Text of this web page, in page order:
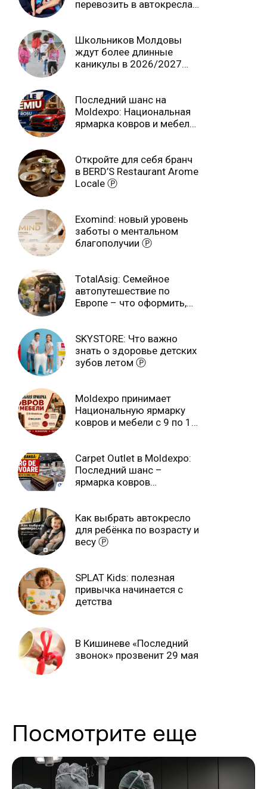
перевозить в автокреслах
Школьников Молдовы
ждут более длинные
каникулы в 2026/2027
Последний шанс на
Moldexpo: Национальная
ярмарка ковров и мебели
Откройте для себя бранч
в BERD’S Restaurant Arome
Locale Ⓟ
Exomind: новый уровень
заботы о ментальном
благополучии Ⓟ
TotalAsig: Семейное
автопутешествие по
Европе – что оформить,
SKYSTORE: Что важно
знать о здоровье детских
зубов летом Ⓟ
Moldexpo принимает
Национальную ярмарку
ковров и мебели с 9 по 14
Carpet Outlet в Moldexpo:
Последний шанс –
ярмарка ковров
Как выбрать автокресло
для ребёнка по возрасту и
весу Ⓟ
SPLAT Kids: полезная
привычка начинается с
детства
В Кишиневе «Последний
звонок» прозвенит 29 мая
Посмотрите еще